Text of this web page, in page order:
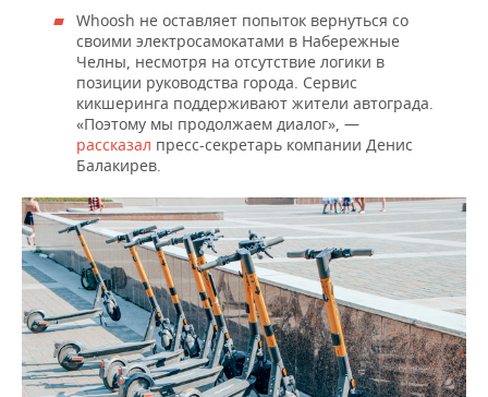
Whoosh не оставляет попыток вернуться со
своими электросамокатами в Набережные
Челны, несмотря на отсутствие логики в
позиции руководства города. Сервис
кикшеринга поддерживают жители автограда.
«Поэтому мы продолжаем диалог», —
рассказал пресс-секретарь компании Денис
Балакирев.